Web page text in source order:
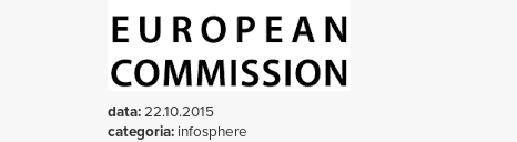
data:22.10.2015
categoria: infosphere